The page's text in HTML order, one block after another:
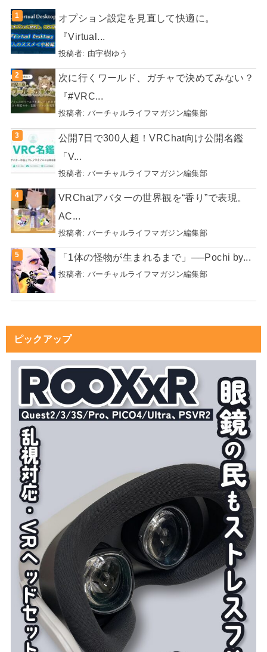
オプション設定を見直して快適に。
『Virtual...
投稿者: 由宇樹ゆう
次に行くワールド、ガチャで決めてみない？
『#VRC...
投稿者: バーチャルライフマガジン編集部
公開7日で300人超！VRChat向け公開名鑑
「V...
投稿者: バーチャルライフマガジン編集部
VRChatアバターの世界観を“香り”で表現。
AC...
投稿者: バーチャルライフマガジン編集部
「1体の怪物が生まれるまで」──Pochi by...
投稿者: バーチャルライフマガジン編集部
ピックアップ